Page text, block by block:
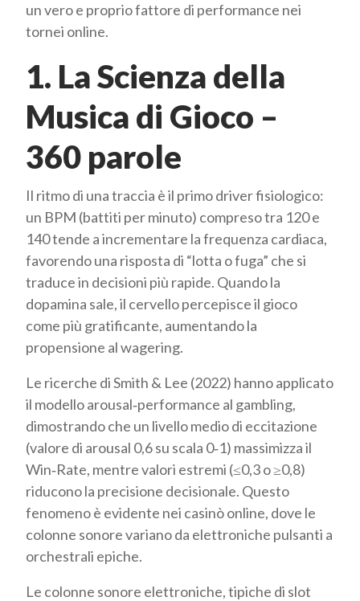
un vero e proprio fattore di performance nei
tornei online.
1. La Scienza della
Musica di Gioco –
360 parole
Il ritmo di una traccia è il primo driver fisiologico:
un BPM (battiti per minuto) compreso tra 120 e
140 tende a incrementare la frequenza cardiaca,
favorendo una risposta di “lotta o fuga” che si
traduce in decisioni più rapide. Quando la
dopamina sale, il cervello percepisce il gioco
come più gratificante, aumentando la
propensione al wagering.
Le ricerche di Smith & Lee (2022) hanno applicato
il modello arousal‑performance al gambling,
dimostrando che un livello medio di eccitazione
(valore di arousal 0,6 su scala 0‑1) massimizza il
Win‑Rate, mentre valori estremi (≤0,3 o ≥0,8)
riducono la precisione decisionale. Questo
fenomeno è evidente nei casinò online, dove le
colonne sonore variano da elettroniche pulsanti a
orchestrali epiche.
Le colonne sonore elettroniche, tipiche di slot